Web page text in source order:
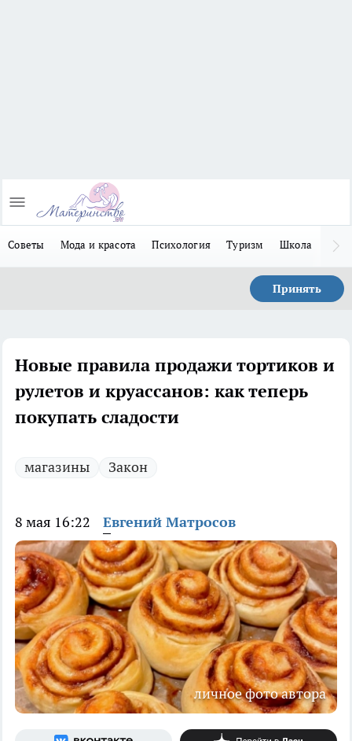
Советы Мода и красота Психология Туризм Школа
Принять
Новые правила продажи тортиков и
рулетов и круассанов: как теперь
покупать сладости
магазины Закон
8 мая 16:22 Евгений Матросов
личное фото автора